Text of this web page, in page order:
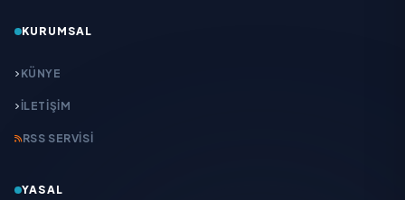
KURUMSAL
KÜNYE
İLETIŞIM
RSS SERVISI
YASAL